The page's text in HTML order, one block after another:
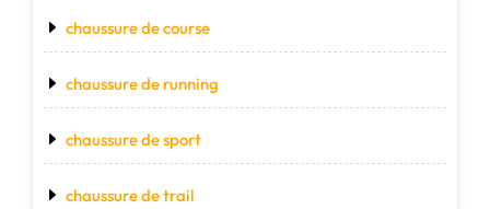
chaussure de course
chaussure de running
chaussure de sport
chaussure de trail